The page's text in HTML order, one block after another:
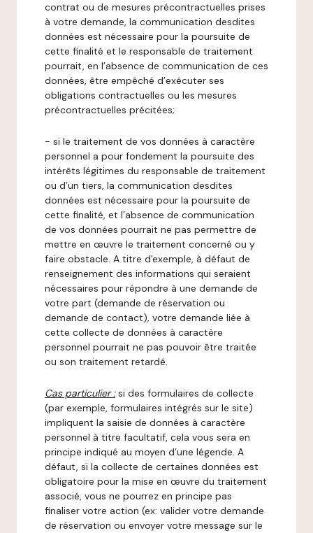
contrat ou de mesures précontractuelles prises
à votre demande, la communication desdites
données est nécessaire pour la poursuite de
cette finalité et le responsable de traitement
pourrait, en l’absence de communication de ces
données, être empêché d’exécuter ses
obligations contractuelles ou les mesures
précontractuelles précitées;
- si le traitement de vos données à caractère
personnel a pour fondement la poursuite des
intérêts légitimes du responsable de traitement
ou d’un tiers, la communication desdites
données est nécessaire pour la poursuite de
cette finalité, et l’absence de communication
de vos données pourrait ne pas permettre de
mettre en œuvre le traitement concerné ou y
faire obstacle. A titre d'exemple, à défaut de
renseignement des informations qui seraient
nécessaires pour répondre à une demande de
votre part (demande de réservation ou
demande de contact), votre demande liée à
cette collecte de données à caractère
personnel pourrait ne pas pouvoir être traitée
ou son traitement retardé.
Cas particulier : si des formulaires de collecte
(par exemple, formulaires intégrés sur le site)
impliquent la saisie de données à caractère
personnel à titre facultatif, cela vous sera en
principe indiqué au moyen d’une légende. A
défaut, si la collecte de certaines données est
obligatoire pour la mise en œuvre du traitement
associé, vous ne pourrez en principe pas
finaliser votre action (ex: valider votre demande
de réservation ou envoyer votre message sur le